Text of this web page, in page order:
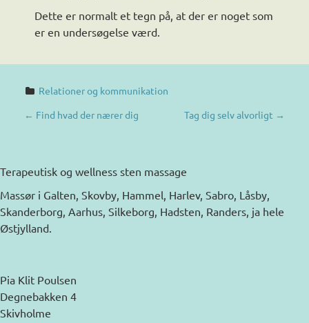
Dette er normalt et tegn på, at der er noget som
er en undersøgelse værd.
Relationer og kommunikation
P
S
T
N
V
I
← Find hvad der nærer dig Tag dig selv alvorligt →
Terapeutisk og wellness sten massage
Massør i Galten, Skovby, Hammel, Harlev, Sabro, Låsby,
Skanderborg, Aarhus, Silkeborg, Hadsten, Randers, ja hele
Østjylland.
Pia Klit Poulsen
Degnebakken 4
Skivholme